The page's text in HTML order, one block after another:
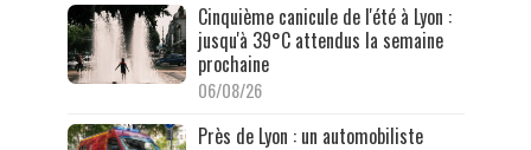
Cinquième canicule de l'été à Lyon :
jusqu'à 39°C attendus la semaine
prochaine
06/08/26
Près de Lyon : un automobiliste